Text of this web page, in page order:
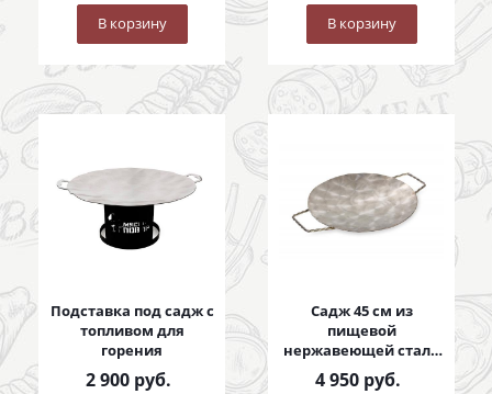
В корзину В корзину
Подставка под садж с
топливом для
горения
2 900руб.
Садж 45 см из
пищевой
нержавеющей стали
с коваными ручками
4 950руб.